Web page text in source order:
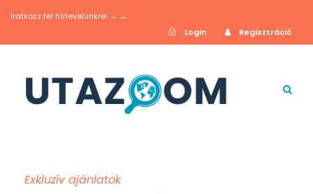
Iratkozz fel hírlevelünkre! → →
Login
Regisztráció
Exkluzív ajánlatok